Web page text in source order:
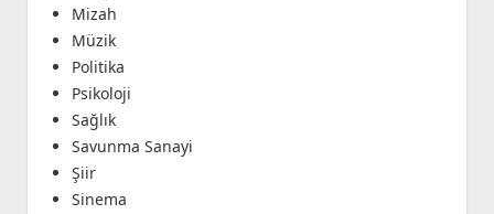
Mizah
Müzik
Politika
Psikoloji
Sağlık
Savunma Sanayi
Şiir
Sinema